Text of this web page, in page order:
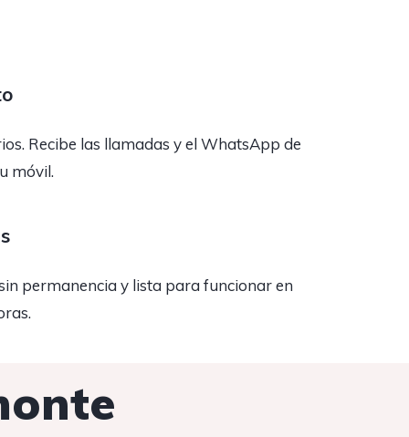
Recibe las llamadas y el WhatsApp de
móvil.
permanencia y lista para funcionar en